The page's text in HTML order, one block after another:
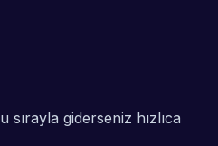
giderseniz hızlıca